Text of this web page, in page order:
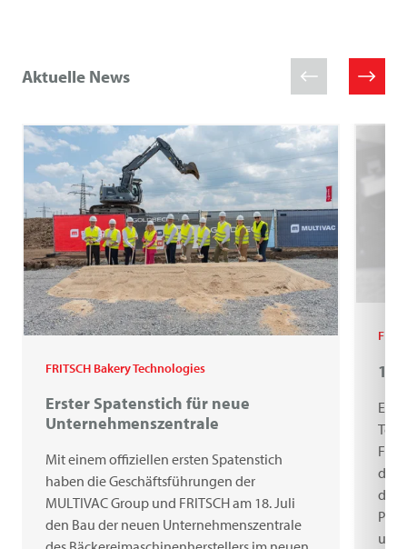
Aktuelle News
FRITSCH Bakery Technologies
Erster Spatenstich für neue
Unternehmenszentrale
Mit einem offiziellen ersten Spatenstich
haben die Geschäftsführungen der
MULTIVAC Group und FRITSCH am 18. Juli
den Bau der neuen Unternehmenszentrale
Ein
das
der
und